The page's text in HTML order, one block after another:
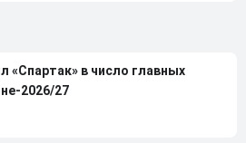
«Спартак» в число главных
2026/27